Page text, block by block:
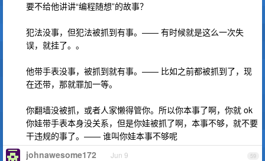
要不给他讲讲“编程随想”的故事？
犯法没事，但犯法被抓到有事。—— 有时候就是这么一次失
误，就挂了。。
他带手表没事，被抓到就有事。—— 比如之前都被抓到了，现
在还带，那就罪加一等。
你翻墙没被抓，或者人家懒得管你。所以你本事了啊，你就 ok
你娃带手表本身没关系，但是你娃被抓了啊，本事不够，就不要
干违规的事了。—— 谁叫你娃本事不够呢
59
johnawesome172 Jun 9